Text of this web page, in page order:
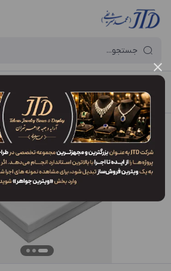
آرایه و جعبه جواهر تهران / فهرست محصولات /